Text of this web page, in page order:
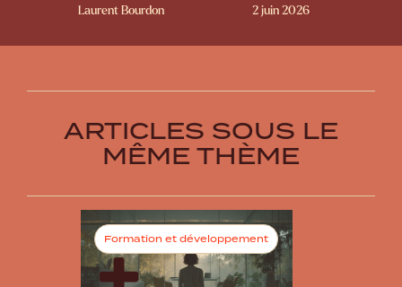
Laurent Bourdon 2 juin 2026
ARTICLES SOUS LE
MÊME THÈME
Formation et développement